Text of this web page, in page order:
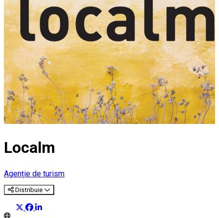
Localm
Agenție de turism
Distribuie